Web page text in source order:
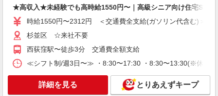
手当含む ※居住支援特別手当は勤続5年目までの
方はさらに1万円支給（再入社は除く） ◎賞与：
基本給2.08ヶ月分/年支給 ◎残業時は別途時間外手
当支給（超過1分〜）
東京都杉並区上高井戸3-6-9 ベルシャトウ上
高井戸1階
キープ
アルバイト
SOMPOケア 杉並 訪問介護/4022cc3
登録ヘルパー
時給：1,320円 ーーーーーーー 【資格取得
★高収入★未経験でも高時給1550円〜｜高級シニア向け住宅
時給1550円〜2312円 ＜交通費全支給(ガソリン代含む)＞
杉並区 ☆来社不要
西荻窪駅〜徒歩3分 交通費全額支給
≪シフト制/週3日〜≫ ・8:30〜17:30 ・8:30〜13:30(※休憩
詳細を見る とりあえずキープ